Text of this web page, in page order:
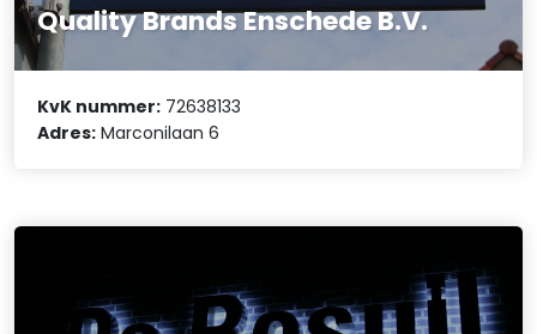
Quality Brands Enschede B.V.
KvK nummer: 72638133
Adres: Marconilaan 6